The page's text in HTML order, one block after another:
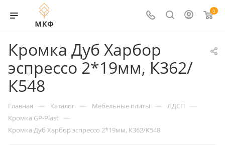
0
Кромка Дуб Харбор
эспрессо 2*19мм, К362/
К548
Главная — Каталог — Мебельные плиты — ЛДСП —
Кромка GP-Plast —
Кромка Дуб Харбор эспрессо 2*19мм, К362/К548